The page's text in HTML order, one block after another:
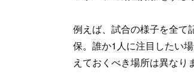
例えば、試合の様子を全て
保。誰か1人に注目したい
えておくべき場所は異なり